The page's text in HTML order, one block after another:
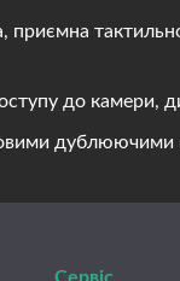
до камери,
дублюючими